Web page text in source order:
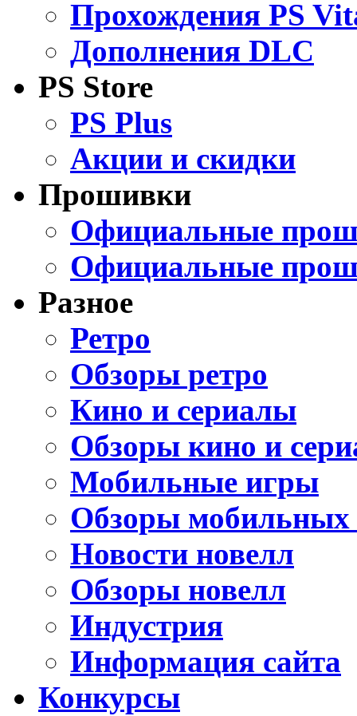
Прохождения PS
Дополнения DLC
PS Store
PS Plus
Акции и скидки
Прошивки
Официальные
Официальные
Разное
Ретро
Обзоры ретро
Кино и сериалы
Обзоры кино и
Мобильные игры
Обзоры мобильных
Новости новелл
Обзоры новелл
Индустрия
Информация сайта
Конкурсы